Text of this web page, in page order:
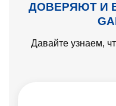
ДОВЕРЯЮТ И
Давайте узнаем,